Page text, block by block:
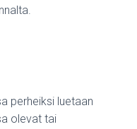
perheiksi luetaan
olevat tai